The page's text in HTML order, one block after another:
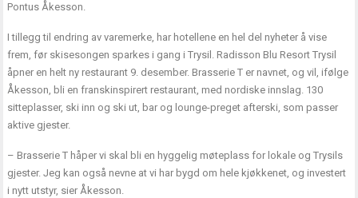
Pontus Åkesson.
I tillegg til endring av varemerke, har hotellene en hel del nyheter å vise
frem, før skisesongen sparkes i gang i Trysil. Radisson Blu Resort Trysil
åpner en helt ny restaurant 9. desember. Brasserie T er navnet, og vil, ifølge
Åkesson, bli en franskinspirert restaurant, med nordiske innslag. 130
sitteplasser, ski inn og ski ut, bar og lounge-preget afterski, som passer
aktive gjester.
– Brasserie T håper vi skal bli en hyggelig møteplass for lokale og Trysils
gjester. Jeg kan også nevne at vi har bygd om hele kjøkkenet, og investert
i nytt utstyr, sier Åkesson.